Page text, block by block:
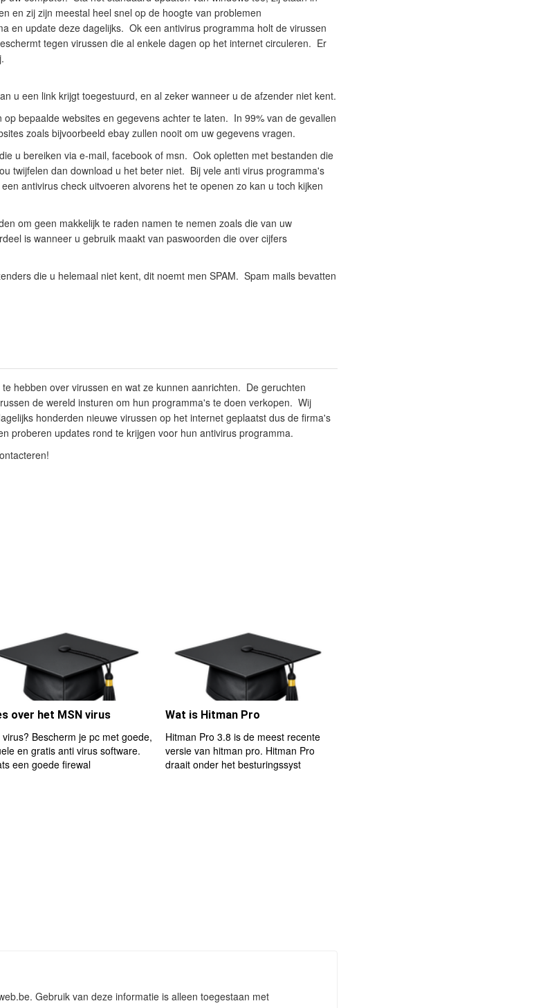
en zij zijn meestal heel snel op de hoogte van problemen
en update deze dagelijks. Ok een antivirus programma holt de virussen
tegen virussen die al enkele dagen op het internet circuleren. Er
u een link krijgt toegestuurd, en al zeker wanneer u de afzender niet kent.
bepaalde websites en gegevens achter te laten. In 99% van de gevallen
zoals bijvoorbeeld ebay zullen nooit om uw gegevens vragen.
u bereiken via e-mail, facebook of msn. Ook opletten met bestanden die
twijfelen dan download u het beter niet. Bij vele anti virus programma's
antivirus check uitvoeren alvorens het te openen zo kan u toch kijken
om geen makkelijk te raden namen te nemen zoals die van uw
is wanneer u gebruik maakt van paswoorden die over cijfers
die u helemaal niet kent, dit noemt men SPAM. Spam mails bevatten
hebben over virussen en wat ze kunnen aanrichten. De geruchten
de wereld insturen om hun programma's te doen verkopen. Wij
honderden nieuwe virussen op het internet geplaatst dus de firma's
proberen updates rond te krijgen voor hun antivirus programma.
over het MSN virus
virus? Bescherm je pc met goede,
en gratis anti virus software.
een goede firewal
Wat is Hitman Pro
Hitman Pro 3.8 is de meest recente
versie van hitman pro. Hitman Pro
draait onder het besturingssyst
Gebruik van deze informatie is alleen toegestaan met